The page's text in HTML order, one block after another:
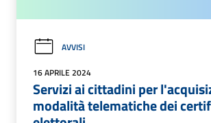
AVVISI
16 APRILE 2024
Servizi ai cittadini per
modalità telematiche dei